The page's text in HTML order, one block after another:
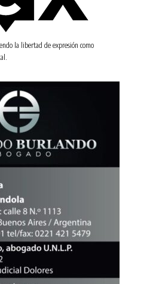
la libertad de expresión como